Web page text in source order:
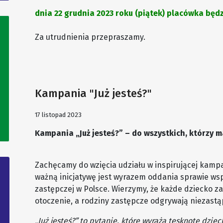
dnia 22 grudnia 2023 roku (piątek) placówka
Za utrudnienia przepraszamy.
Kampania "Już jesteś?"
17 listopad 2023
Kampania „Już jesteś?” – do wszystkich, którzy
Zachęcamy do wzięcia udziału w inspirującej
ważną inicjatywę jest wyrazem oddania sprawie
zastępczej w Polsce. Wierzymy, że każde dziecko
otoczenie, a rodziny zastępcze odgrywają
„Już jesteś?” to pytanie, które wyraża tęsknotę